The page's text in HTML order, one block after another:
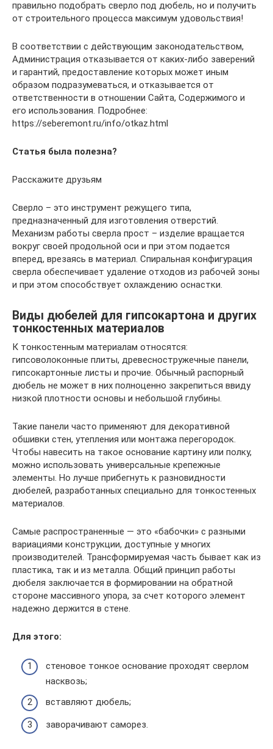
правильно подобрать сверло под дюбель, но и получить
от строительного процесса максимум удовольствия!
В соответствии с действующим законодательством,
Администрация отказывается от каких-либо заверений
и гарантий, предоставление которых может иным
образом подразумеваться, и отказывается от
ответственности в отношении Сайта, Содержимого и
его использования. Подробнее:
https://seberemont.ru/info/otkaz.html
Статья была полезна?
Расскажите друзьям
Сверло – это инструмент режущего типа,
предназначенный для изготовления отверстий.
Механизм работы сверла прост – изделие вращается
вокруг своей продольной оси и при этом подается
вперед, врезаясь в материал. Спиральная конфигурация
сверла обеспечивает удаление отходов из рабочей зоны
и при этом способствует охлаждению оснастки.
Виды дюбелей для гипсокартона и других
тонкостенных материалов
К тонкостенным материалам относятся:
гипсоволоконные плиты, древесностружечные панели,
гипсокартонные листы и прочие. Обычный распорный
дюбель не может в них полноценно закрепиться ввиду
низкой плотности основы и небольшой глубины.
Такие панели часто применяют для декоративной
обшивки стен, утепления или монтажа перегородок.
Чтобы навесить на такое основание картину или полку,
можно использовать универсальные крепежные
элементы. Но лучше прибегнуть к разновидности
дюбелей, разработанных специально для тонкостенных
материалов.
Самые распространенные — это «бабочки» с разными
вариациями конструкции, доступные у многих
производителей. Трансформируемая часть бывает как из
пластика, так и из металла. Общий принцип работы
дюбеля заключается в формировании на обратной
стороне массивного упора, за счет которого элемент
надежно держится в стене.
Для этого:
стеновое тонкое основание проходят сверлом
насквозь;
вставляют дюбель;
заворачивают саморез.